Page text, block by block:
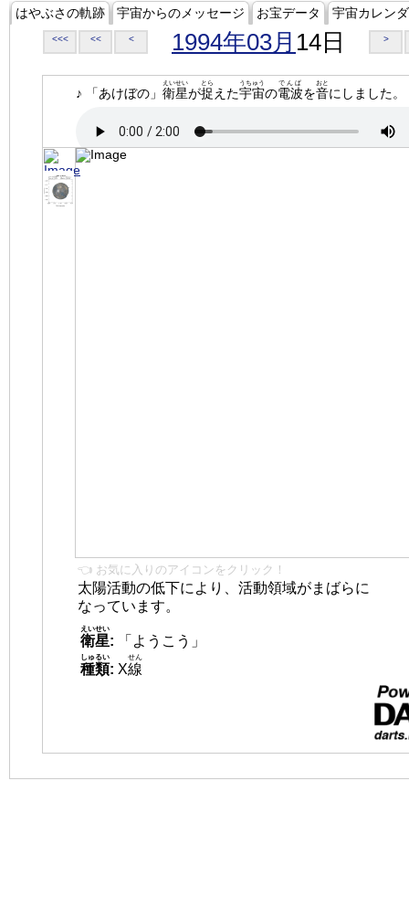
はやぶさの軌跡 宇宙からのメッセージ お宝データ 宇宙カレン
<<< << < 1994年03月 14日 >
♪ 「あけぼの」 衛星
えいせい
が捉
とら
えた宇宙
うちゅう
の電波
でんぱ
を音
おと
にしました。
👈 お気に入りのアイコンをクリック！
太陽活動の低下により、活動領域がまばらに
なっています。
衛星
えいせい
:
「ようこう」
種類
しゅるい
: X線
せん